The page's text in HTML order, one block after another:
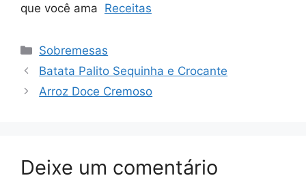
que você ama Receitas
Categorias
Sobremesas
Batata Palito Sequinha e Crocante
Arroz Doce Cremoso
Deixe um comentário